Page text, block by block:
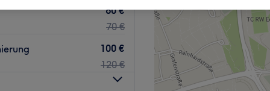
60 €
70 €
100 €
120 €